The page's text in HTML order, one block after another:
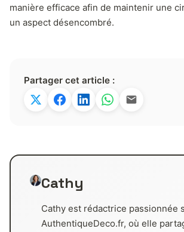
manière efficace afin de maintenir une
un aspect désencombré.
Partager cet article :
Cathy
Cathy est rédactrice passionnée
AuthentiqueDeco.fr, où elle